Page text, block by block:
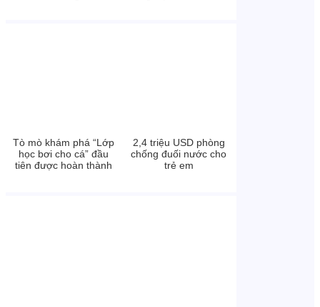
Tò mò khám phá “Lớp
học bơi cho cá” đầu
tiên được hoàn thành
2,4 triệu USD phòng
chống đuối nước cho
trẻ em